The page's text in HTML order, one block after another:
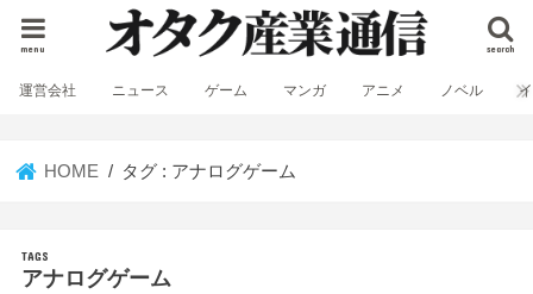
search
menu
運営会社 ニュース ゲーム マンガ アニメ ノベル
HOME タグ : アナログゲーム
アナログゲーム